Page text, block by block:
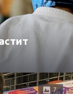
7